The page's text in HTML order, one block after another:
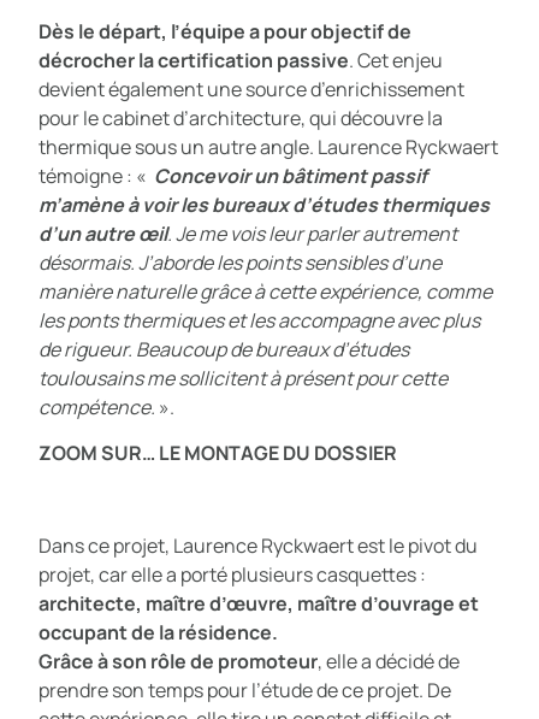
Dès le départ, l’équipe a pour objectif de
décrocher la certification passive. Cet enjeu
devient également une source d’enrichissement
pour le cabinet d’architecture, qui découvre la
thermique sous un autre angle. Laurence Ryckwaert
témoigne : « Concevoir un bâtiment passif
m’amène à voir les bureaux d’études thermiques
d’un autre œil. Je me vois leur parler autrement
désormais. J’aborde les points sensibles d’une
manière naturelle grâce à cette expérience, comme
les ponts thermiques et les accompagne avec plus
de rigueur. Beaucoup de bureaux d’études
toulousains me sollicitent à présent pour cette
compétence. ».
ZOOM SUR… LE MONTAGE DU DOSSIER
Dans ce projet, Laurence Ryckwaert est le pivot du
projet, car elle a porté plusieurs casquettes :
architecte, maître d’œuvre, maître d’ouvrage et
occupant de la résidence.
Grâce à son rôle de promoteur, elle a décidé de
prendre son temps pour l’étude de ce projet. De